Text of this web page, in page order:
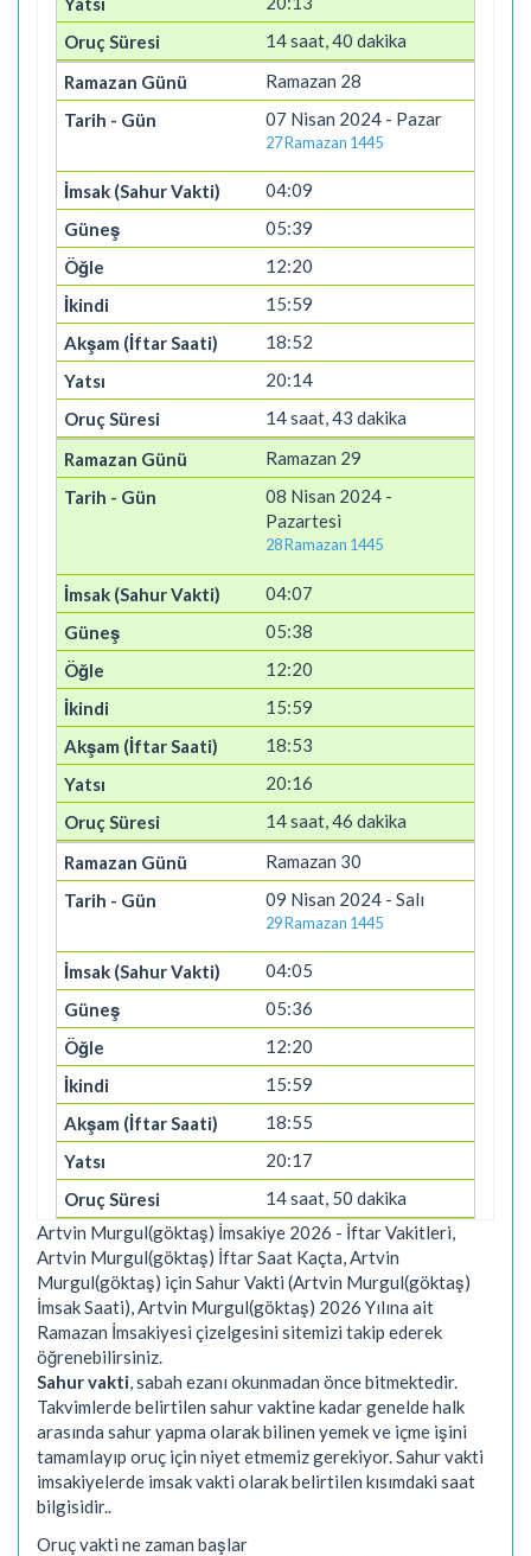
14 saat, 40 dakika
Ramazan 28
07 Nisan 2024 - Pazar
27 Ramazan 1445
04:09
05:39
12:20
15:59
18:52
20:14
14 saat, 43 dakika
Ramazan 29
08 Nisan 2024 -
Pazartesi
28 Ramazan 1445
04:07
05:38
12:20
15:59
18:53
20:16
14 saat, 46 dakika
Ramazan 30
09 Nisan 2024 - Salı
29 Ramazan 1445
04:05
05:36
12:20
15:59
18:55
20:17
14 saat, 50 dakika
Artvin Murgul(göktaş) İmsakiye 2026 - İftar Vakitleri,
Artvin Murgul(göktaş) İftar Saat Kaçta, Artvin
Murgul(göktaş) için Sahur Vakti (Artvin Murgul(göktaş)
İmsak Saati), Artvin Murgul(göktaş) 2026 Yılına ait
Ramazan İmsakiyesi çizelgesini sitemizi takip ederek
öğrenebilirsiniz.
Sahur vakti, sabah ezanı okunmadan önce bitmektedir.
Takvimlerde belirtilen sahur vaktine kadar genelde halk
arasında sahur yapma olarak bilinen yemek ve içme işini
tamamlayıp oruç için niyet etmemiz gerekiyor. Sahur vakti
imsakiyelerde imsak vakti olarak belirtilen kısımdaki saat
bilgisidir..
Oruç vakti ne zaman başlar